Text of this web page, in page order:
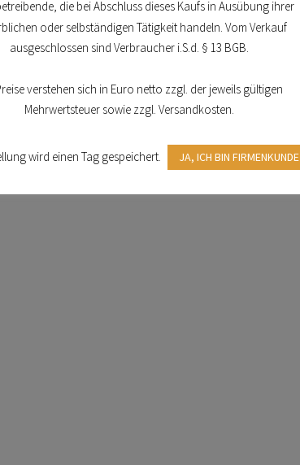
die bei Abschluss dieses Kaufs in Ausübung ihrer
oder selbständigen Tätigkeit handeln. Vom Verkauf
ausgeschlossen sind Verbraucher i.S.d. § 13 BGB.
verstehen sich in Euro netto zzgl. der jeweils gültigen
Mehrwertsteuer sowie zzgl. Versandkosten.
wird einen Tag gespeichert. JA, ICH BIN FIRMENKUNDE